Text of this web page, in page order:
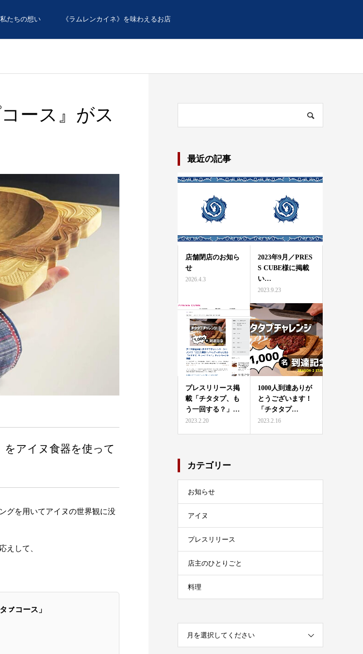
私たちの想い 《ラムレンカイネ》を味わえるお店
ース』がス
アイヌ食器を使って
グを用いてアイヌの世界観に没
えして、
ㇷ゚コース」
最近の記事
店舗閉店のお知ら
せ
2026.4.3
2023年9月／PRES
S CUBE様に掲載
い…
2023.9.23
プレスリリース掲
載「チタタプ、も
う一回する？」…
2023.2.20
1000人到達ありが
とうございます！
「チタタプ…
2023.2.16
カテゴリー
お知らせ
アイヌ
プレスリリース
店主のひとりごと
料理
月を選択してください